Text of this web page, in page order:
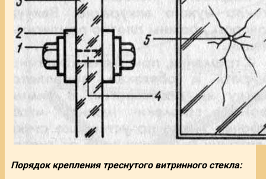
Порядок крепления треснутого витринного стекла: